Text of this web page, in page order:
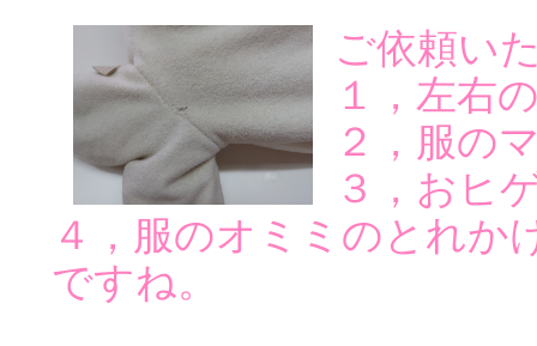
ご依頼い
１，左右
２，服の
３，おヒ
４，服のオミミのとれか
ですね。